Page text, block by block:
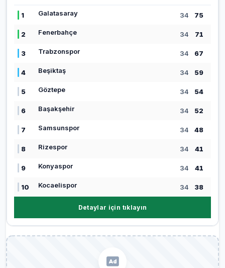
1 Galatasaray 34 75
2 Fenerbahçe 34 71
3 Trabzonspor 34 67
4 Beşiktaş 34 59
5 Göztepe 34 54
6 Başakşehir 34 52
7 Samsunspor 34 48
8 Rizespor 34 41
9 Konyaspor 34 41
10 Kocaelispor 34 38
Detaylar için tıklayın